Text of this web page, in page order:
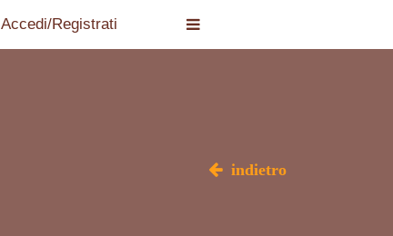
Accedi/Registrati
indietro